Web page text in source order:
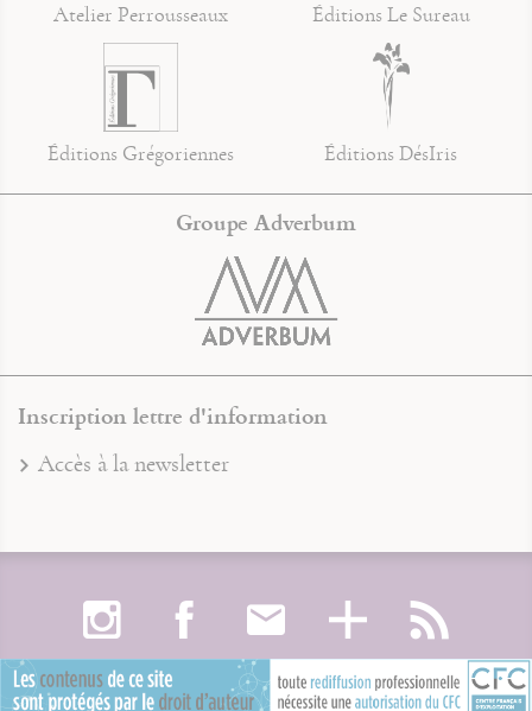
Atelier Perrousseaux Éditions Le Sureau
Éditions Grégoriennes Éditions DésIris
Groupe Adverbum
Inscription lettre d'information
Accès à la newsletter